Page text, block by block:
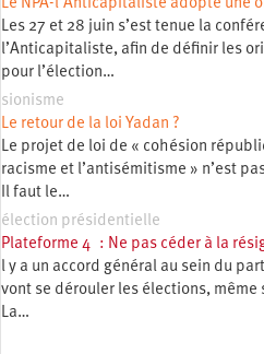
Le NPA-l’Anticapitaliste adopte une
Les 27 et 28 juin s’est tenue la
l’Anticapitaliste, afin de définir les
pour l’élection…
sionisme
Le retour de la loi Yadan ?
Le projet de loi de « cohésion
racisme et l’antisémitisme » n’est
Il faut le…
élection présidentielle
Plateforme 4 : Ne pas céder à la
l y a un accord général au sein du
vont se dérouler les élections, même
La…